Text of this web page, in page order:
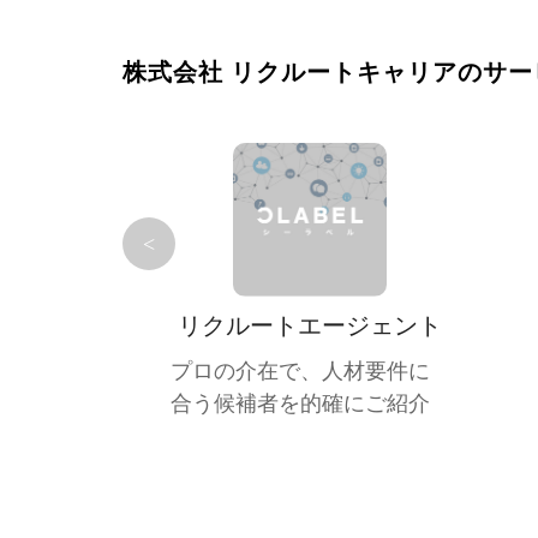
株式会社 リクルートキャリアのサ
リクルートエージェント
プロの介在で、人材要件に
合う候補者を的確にご紹介
<